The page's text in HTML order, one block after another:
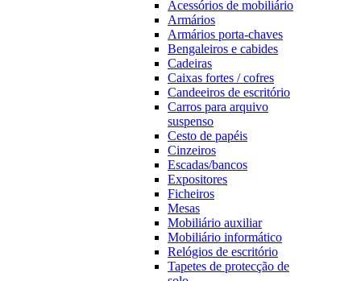
Acessórios de mobiliário
Armários
Armários porta-chaves
Bengaleiros e cabides
Cadeiras
Caixas fortes / cofres
Candeeiros de escritório
Carros para arquivo
suspenso
Cesto de papéis
Cinzeiros
Escadas/bancos
Expositores
Ficheiros
Mesas
Mobiliário auxiliar
Mobiliário informático
Relógios de escritório
Tapetes de protecção de